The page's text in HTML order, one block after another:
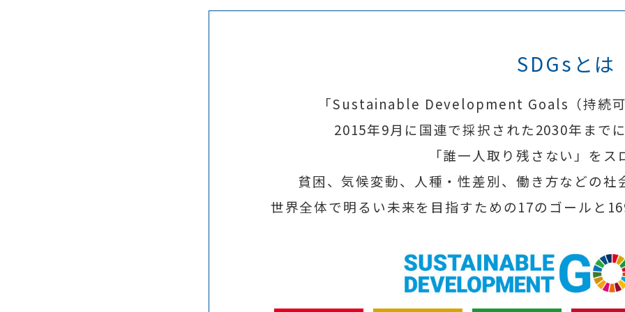
SDGsとは
「Sustainable Development Goals（持続
2015年9月に国連で採択された2030年まで
「誰一人取り残さない」を
貧困、気候変動、人種・性差別、働き方などの
世界全体で明るい未来を目指すための17のゴールと